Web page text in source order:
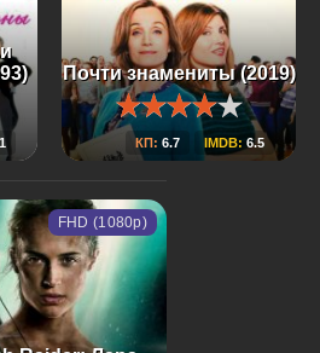
Почти знамениты (2019)
КП: 6.7 IMDB: 6.5
FHD (1080p)